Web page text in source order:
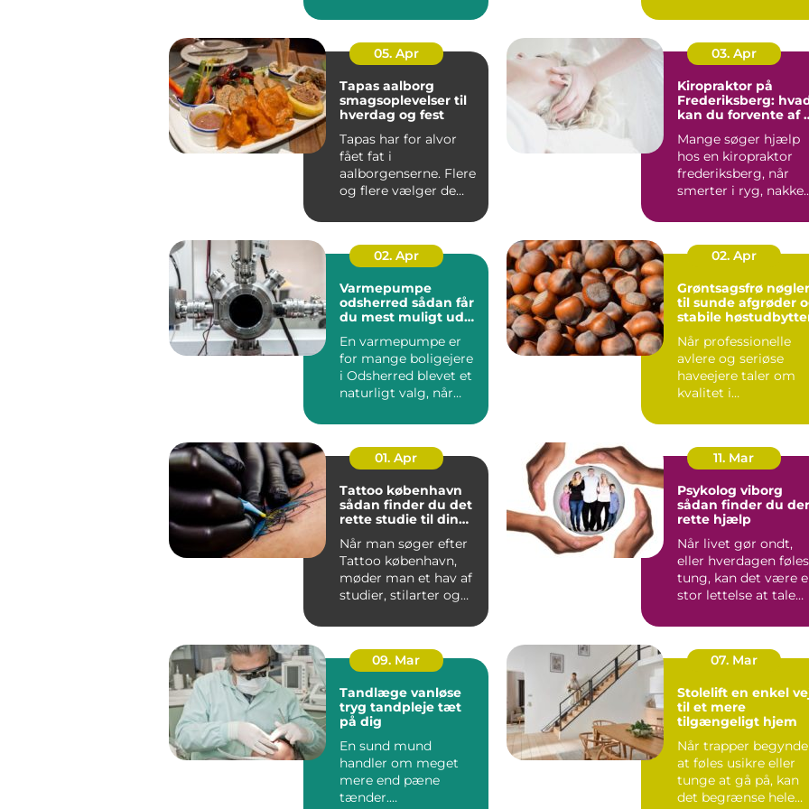
Klare ...
af ik...
05. Apr
Tapas aalborg
smagsoplevelser til
hverdag og fest
Tapas har for alvor
fået fat i
aalborgenserne. Flere
og flere vælger de
skal hyg...
03. Apr
Kiropraktor på
Frederiksberg:
kan du forvente af
Mange søger hjælp
hos en kiropraktor
frederiksberg, når
smerter i ryg, nakke
02. Apr
Varmepumpe
odsherred sådan får
du mest muligt ud
En varmepumpe er
for mange boligejere
i Odsherred blevet et
naturligt valg, når
...
02. Apr
Grøntsagsfrø nøglen
til sunde afgrøder
stabile
Når professionelle
avlere og seriøse
haveejere taler om
kvalitet i
marken, star...
01. Apr
Tattoo københavn
sådan finder du det
rette studie til din
Når man søger efter
Tattoo københavn,
møder man et hav af
studier, stilarter og
sk...
11. Mar
Psykolog viborg
sådan finder du
rette hjælp
Når livet gør ondt,
eller hverdagen føles
tung, kan det være
stor lettelse at tale
09. Mar
Tandlæge vanløse
tryg tandpleje tæt
på dig
En sund mund
handler om meget
mere end pæne
tænder.
07. Mar
Stolelift en enkel vej
til et mere
tilgængeligt hjem
Når trapper
at føles usikre eller
tunge at gå på, kan
det begrænse hele